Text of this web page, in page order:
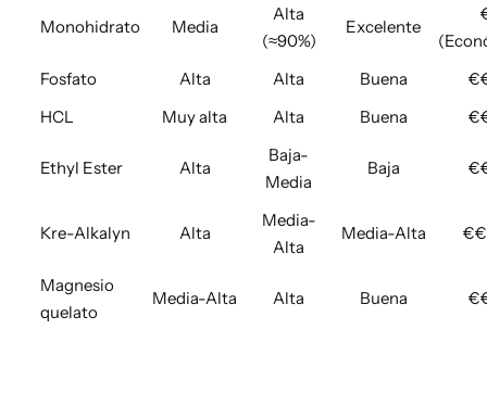
Monohidrato Media
Alta
(≈90%)
Excelente
Fosfato
Alta Alta Buena
HCL
Muy alta Alta Buena
Ethyl Ester Alta
Baja-
Media
Baja
Kre-Alkalyn Alta
Media-
Alta
Media-Alta
Magnesio
quelato
Media-Alta Alta Buena